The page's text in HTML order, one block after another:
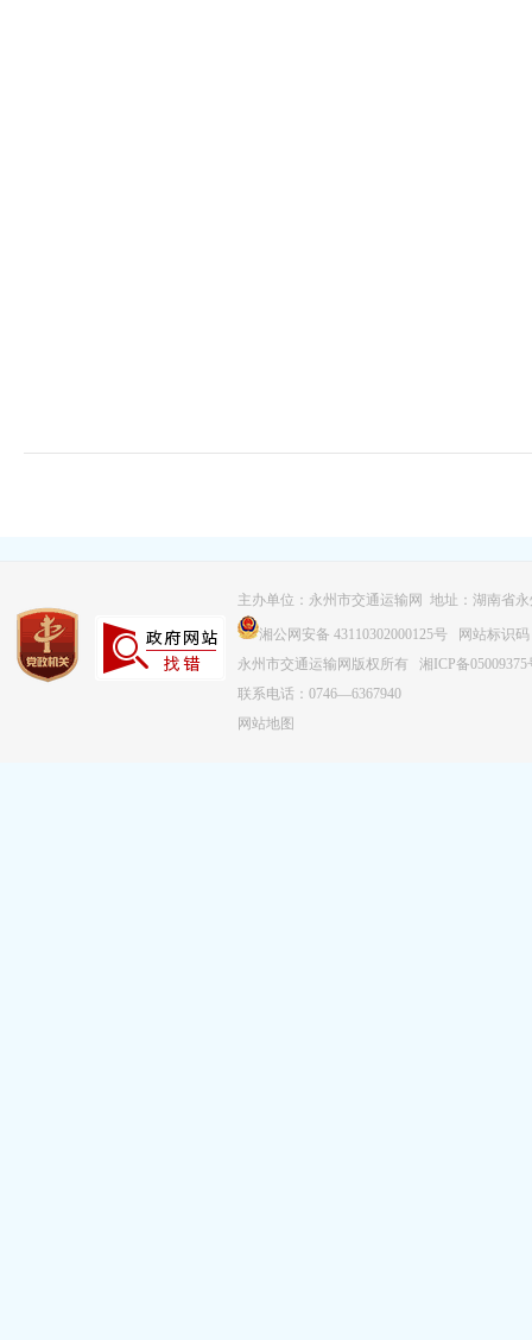
主办单位：永州市交通运输网 地址：湖南省
湘公网安备 43110302000125号 网站标识码
永州市交通运输网版权所有 湘ICP备05009375
联系电话：0746—6367940
网站地图